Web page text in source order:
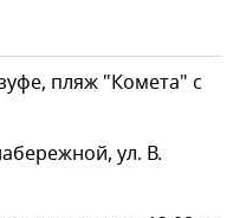
пляж "Комета" с
ул. В.